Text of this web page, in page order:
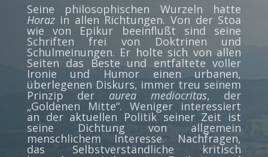
Seine philosophischen Wurzeln hatte
Horazin allen Richtungen. Von der Stoa
wie von Epikur beeinflußt sind seine
Schriften frei von Doktrinen und
Schulmeinungen. Er holte sich von allen
Seiten das Beste und entfaltete voller
Ironie und Humor einen urbanen,
überlegenen Diskurs, immer treu seinem
Prinzip der aurea mediocritas, der
„Goldenen Mitte“. Weniger interessiert
an der aktuellen Politik seiner Zeit ist
seine Dichtung von allgemein
menschlichem Interesse. Nachfragen,
das Selbstverständliche kritisch